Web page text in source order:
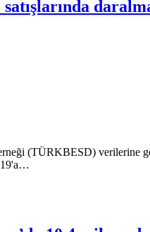
satışlarında
(TÜRKBESD) verilerine
19'a…